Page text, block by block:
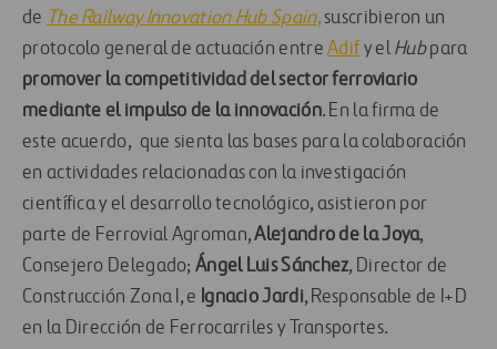
de The Railway Innovation Hub Spain,suscribieron un
protocolo general de actuación entreAdif y elHubpara
promover la competitividad del sector ferroviario
mediante el impulso de la innovación. En la firma de
este acuerdo, que sienta las bases para la colaboración
en actividades relacionadas con la investigación
científica y el desarrollo tecnológico, asistieron por
parte de Ferrovial Agroman,Alejandro de la Joya,
Consejero Delegado;Ángel Luis Sánchez, Director de
Construcción Zona I, e Ignacio Jardi, Responsable de I+D
en la Dirección de Ferrocarriles y Transportes.